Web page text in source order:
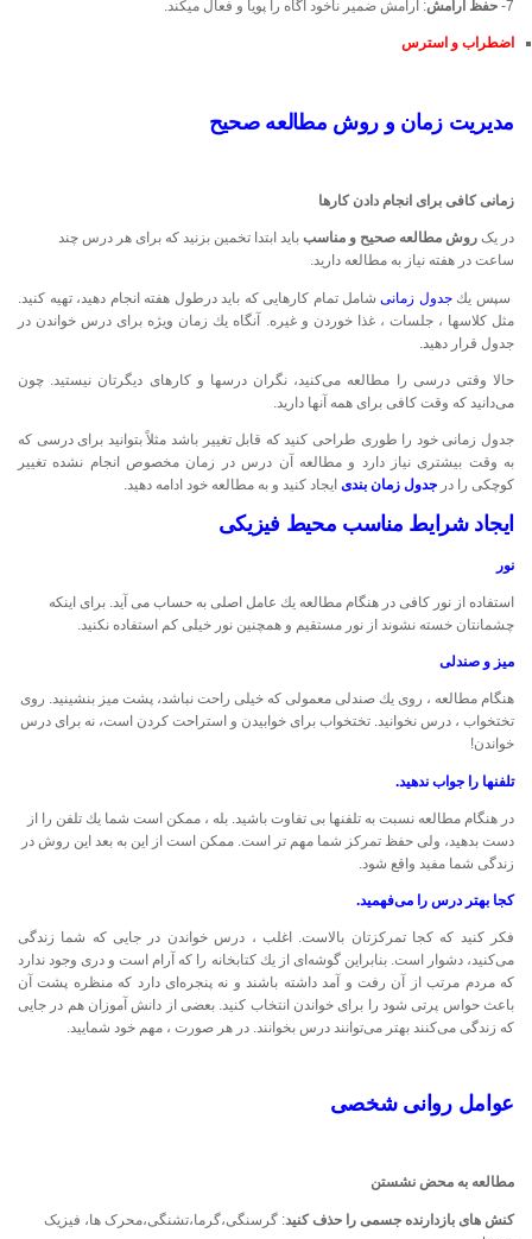
7- حفظ آرامش: آرامش ضمير ناخود آگاه را پويا و فعال ميكند.
اضطراب و استرس
مدیریت زمان و روش مطالعه صحیح
زمانی كافی برای انجام دادن كارها
در یک روش مطالعه صحیح و مناسب باید ابتدا تخمین بزنید كه برای هر درس چند
ساعت در هفته نیاز به مطالعه دارید.
سپس یكجدول زمانی شامل تمام كارهایی كه باید درطول هفته انجام دهید، تهیه كنید.
مثل كلاسها ، جلسات ، غذا خوردن و غیره. آنگاه یك زمان ویژه برای درس خواندن در
جدول قرار دهید.
حالا وقتی درسی را مطالعه می‌كنید، نگران درسها و كارهای دیگرتان نیستید. چون
می‌دانید كه وقت كافی برای همه آنها دارید.
جدول زمانی خود را طوری طراحی كنید كه قابل تغییر باشد مثلاً بتوانید برای درسی كه
به وقت بیشتری نیاز دارد و مطالعه آن درس در زمان مخصوص انجام نشده تغییر
كوچكی را در جدول زمان بندی ایجاد كنید و به مطالعه خود ادامه دهید.
ایجاد شرایط مناسب محیط فیزیکی
نور
استفاده از نور كافی در هنگام مطالعه یك عامل اصلی به حساب می آید. برای اینكه
چشمانتان خسته نشوند از نور مستقیم و همچنین نور خیلی كم استفاده نكنید.
میز و صندلی
هنگام مطالعه ، روی یك صندلی معمولی كه خیلی راحت نباشد، پشت میز بنشینید. روی
تختخواب ، درس نخوانید. تختخواب برای خوابیدن و استراحت كردن است، نه برای درس
خواندن!
تلفنها را جواب ندهید.
در هنگام مطالعه نسبت به تلفنها بی تفاوت باشید. بله ، ممكن است شما یك تلفن را از
دست بدهید، ولی حفظ تمركز شما مهم تر است. ممكن است از این به بعد این روش در
زندگی شما مفید واقع شود.
كجا بهتر درس را می‌فهمید.
فكر كنید كه كجا تمركزتان بالاست. اغلب ، درس خواندن در جایی كه شما زندگی
می‌كنید، دشوار است. بنابراین گوشه‌ای از یك كتابخانه را كه آرام است و دری وجود ندارد
كه مردم مرتب از آن رفت و آمد داشته باشند و نه پنجره‌ای دارد كه منظره پشت آن
باعث حواس پرتی شود را برای خواندن انتخاب كنید. بعضی از دانش آموزان هم در جایی
كه زندگی می‌كنند بهتر می‌توانند درس بخوانند. در هر صورت ، مهم خود شمایید.
عوامل روانی شخصی
مطالعه به محض نشستن
کنش های بازدارنده جسمی را حذف کنید: گرسنگی،گرما،تشنگی،محرک ها، فیزیک